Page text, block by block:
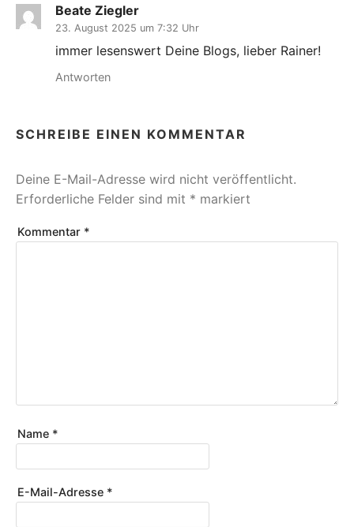
Beate Ziegler
23. August 2025 um 7:32 Uhr
immer lesenswert Deine Blogs, lieber Rainer!
Antworten
SCHREIBE EINEN KOMMENTAR
Deine E-Mail-Adresse wird nicht veröffentlicht.
Erforderliche Felder sind mit * markiert
Kommentar *
Name *
E-Mail-Adresse *